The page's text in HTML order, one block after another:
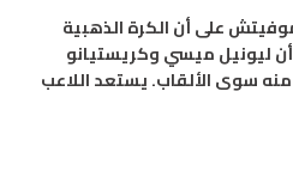
على أن الكرة الذهبية
ليونيل ميسي وكريستيانو
سوى الألقاب. يستعد اللاعب